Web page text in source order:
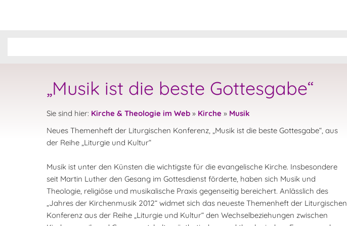
„Musik ist die beste Gottesgabe“
Sie sind hier: Kirche & Theologie im Web » Kirche » Musik
Neues Themenheft der Liturgischen Konferenz, „Musik ist die beste Gottesgabe“, aus
der Reihe „Liturgie und Kultur“
Musik ist unter den Künsten die wichtigste für die evangelische Kirche. Insbesondere
seit Martin Luther den Gesang im Gottesdienst förderte, haben sich Musik und
Theologie, religiöse und musikalische Praxis gegenseitig bereichert. Anlässlich des
„Jahres der Kirchenmusik 2012“ widmet sich das neueste Themenheft der Liturgischen
Konferenz aus der Reihe „Liturgie und Kultur“ den Wechselbeziehungen zwischen